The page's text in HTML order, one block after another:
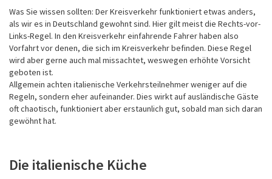
Was Sie wissen sollten: Der Kreisverkehr funktioniert etwas anders,
als wir es in Deutschland gewohnt sind. Hier gilt meist die Rechts-vor-
Links-Regel. In den Kreisverkehr einfahrende Fahrer haben also
Vorfahrt vor denen, die sich im Kreisverkehr befinden. Diese Regel
wird aber gerne auch mal missachtet, weswegen erhöhte Vorsicht
geboten ist.
Allgemein achten italienische Verkehrsteilnehmer weniger auf die
Regeln, sondern eher aufeinander. Dies wirkt auf ausländische Gäste
oft chaotisch, funktioniert aber erstaunlich gut, sobald man sich daran
gewöhnt hat.
Die italienische Küche